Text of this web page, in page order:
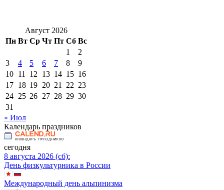
Август 2026
Пн Вт Ср Чт Пт Сб Вс
1
2
3
4 5 6 7 8
9
10 11 12 13 14 15 16
17 18 19 20 21 22 23
24 25 26 27 28 29 30
31
« Июл
Календарь праздников
сегодня
8 августа 2026 (сб):
День физкультурника в России
Международный день альпинизма